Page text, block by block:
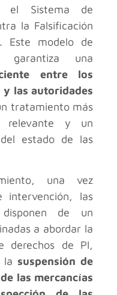
el Sistema de
la Falsificación
Este modelo de
garantiza una
entre los
las autoridades
tratamiento más
relevante y un
estado de las
una vez
intervención, las
disponen de un
a abordar la
derechos de PI,
la suspensión de
las mercancías